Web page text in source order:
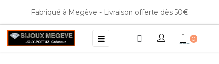
Fabriqué à Megève - Livraison offerte dès 50€
Basculer
la
☰ 0